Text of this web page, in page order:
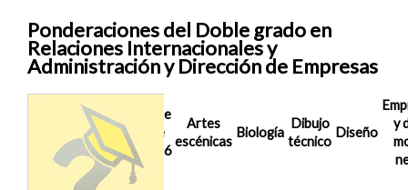
Ponderaciones del Doble grado en
Relaciones Internacionales y
Administración y Dirección de Empresas
Nota de
Corte
2025/26
Artes
escénicas
Biología
Dibujo
técnico
Diseño
y
Córdoba
No se